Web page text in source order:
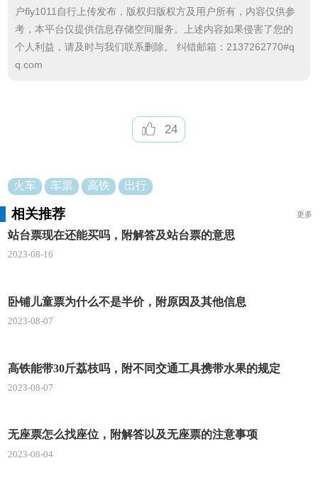
户fly1011自行上传发布，版权归版权方及用户所有，内容仅供参
考，本平台仅提供信息存储空间服务。上述内容如果侵害了您的
个人利益，请及时与我们联系删除。 纠错邮箱：2137262770#q
q.com
24
火车 车票 高铁 出行
相关推荐 更多
站台票现在还能买吗，附解答及站台票的意思
2023-08-16
卧铺儿童票为什么不是半价，附原因及其他信息
2023-08-07
高铁能带30斤荔枝吗，附不同交通工具携带水果的规定
2023-08-07
无座票怎么找座位，附解答以及无座票的注意事项
2023-08-04